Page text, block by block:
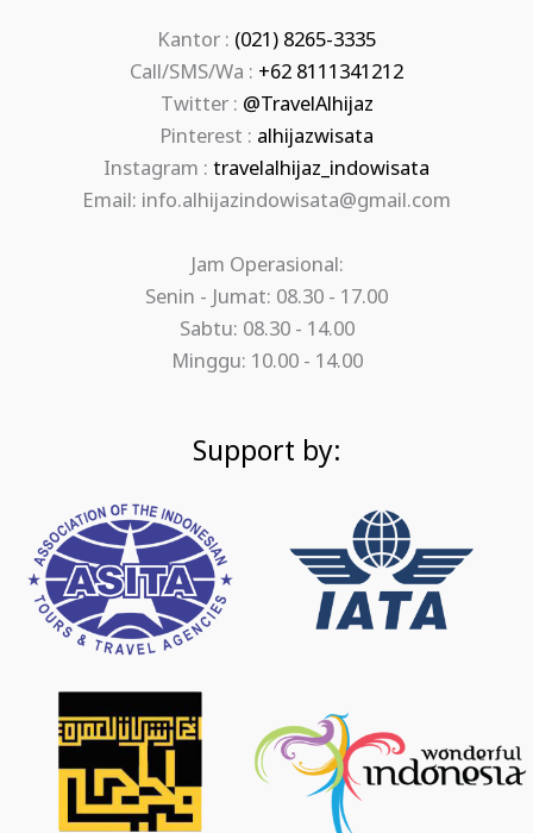
Kantor : (021) 8265-3335
Call/SMS/Wa : +62 8111341212
Twitter : @TravelAlhijaz
Pinterest : alhijazwisata
Instagram : travelalhijaz_indowisata
Email: info.alhijazindowisata@gmail.com
Jam Operasional:
Senin - Jumat: 08.30 - 17.00
Sabtu: 08.30 - 14.00
Minggu: 10.00 - 14.00
Support by: